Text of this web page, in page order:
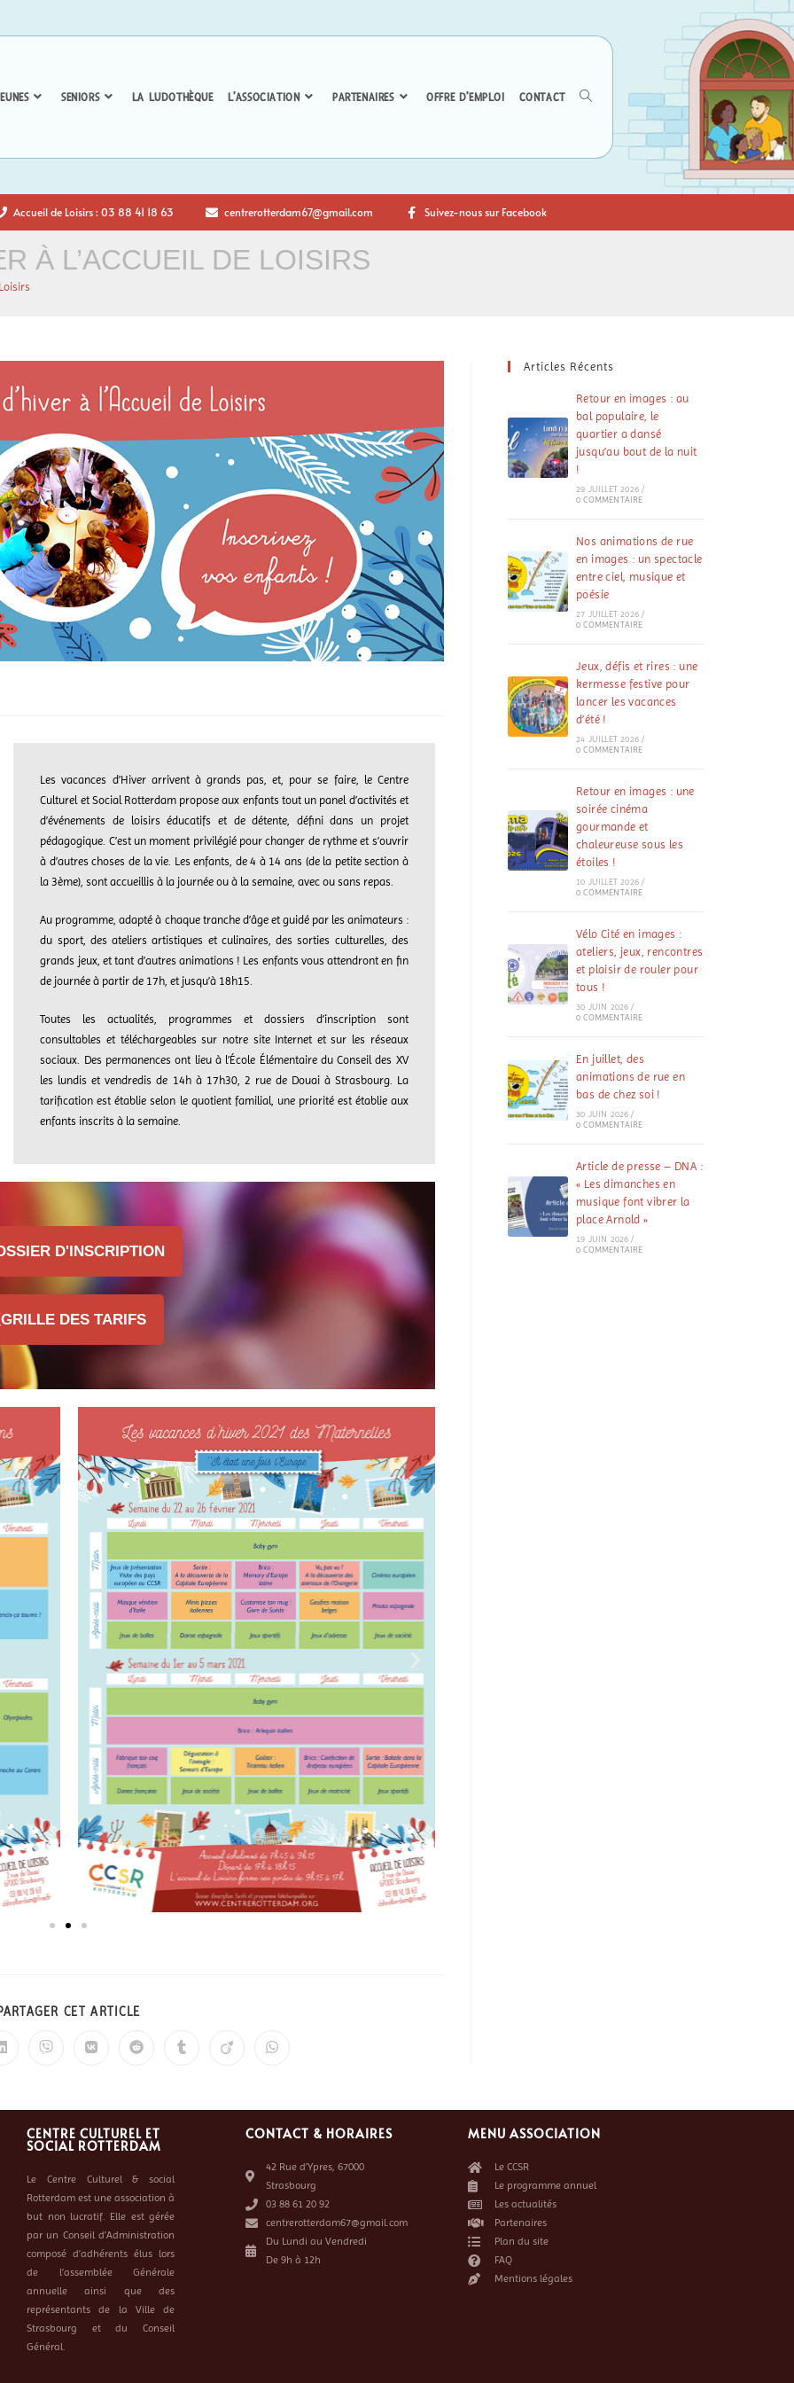
SENIORS LA LUDOTHÈQUE L’ASSOCIATION PARTENAIRES OFFRE D’EMPLOI CONTACT
Accueil de Loisirs : 03 88 41 18 63 centrerotterdam67@gmail.com Suivez-nous sur Facebook
À L’ACCUEIL DE LOISIRS
Les vacances d’Hiver arrivent à grands pas, et, pour se faire, le Centre
Culturel et Social Rotterdam propose aux enfants tout un panel d’activités et
d’événements de loisirs éducatifs et de détente, défini dans un projet
pédagogique. C’est un moment privilégié pour changer de rythme et s’ouvrir
à d’autres choses de la vie. Les enfants, de 4 à 14 ans (de la petite section à
la 3ème), sont accueillis à la journée ou à la semaine, avec ou sans repas.
Au programme, adapté à chaque tranche d’âge et guidé par les animateurs :
du sport, des ateliers artistiques et culinaires, des sorties culturelles, des
grands jeux, et tant d’autres animations ! Les enfants vous attendront en fin
de journée à partir de 17h, et jusqu’à 18h15.
Toutes les actualités, programmes et dossiers d’inscription sont
consultables et téléchargeables sur notre site Internet et sur les réseaux
sociaux. Des permanences ont lieu à l’École Élémentaire du Conseil des XV
les lundis et vendredis de 14h à 17h30, 2 rue de Douai à Strasbourg. La
tarification est établie selon le quotient familial, une priorité est établie aux
enfants inscrits à la semaine.
D'INSCRIPTION
GRILLE DES TARIFS
CET ARTICLE
Articles Récents
Retour en images : au
bal populaire, le
quartier a dansé
jusqu’au bout de la nuit
!
29 JUILLET 2026 /
0 COMMENTAIRE
Nos animations de rue
en images : un spectacle
entre ciel, musique et
poésie
27 JUILLET 2026 /
0 COMMENTAIRE
Jeux, défis et rires : une
kermesse festive pour
lancer les vacances
d’été !
24 JUILLET 2026 /
0 COMMENTAIRE
Retour en images : une
soirée cinéma
gourmande et
chaleureuse sous les
étoiles !
10 JUILLET 2026 /
0 COMMENTAIRE
Vélo Cité en images :
ateliers, jeux, rencontres
et plaisir de rouler pour
tous !
30 JUIN 2026 /
0 COMMENTAIRE
En juillet, des
animations de rue en
bas de chez soi !
30 JUIN 2026 /
0 COMMENTAIRE
Article de presse – DNA :
« Les dimanches en
musique font vibrer la
place Arnold »
19 JUIN 2026 /
0 COMMENTAIRE
CENTRE CULTUREL ET
SOCIAL ROTTERDAM
Le Centre Culturel & social
Rotterdam est une association à
but non lucratif. Elle est gérée
par un Conseil d’Administration
composé d’adhérents élus lors
de l’assemblée Générale
annuelle ainsi que des
représentants de la Ville de
Strasbourg et du Conseil
Général.
CONTACT & HORAIRES
42 Rue d’Ypres, 67000
Strasbourg
03 88 61 20 92
centrerotterdam67@gmail.com
Du Lundi au Vendredi
De 9h à 12h
MENU ASSOCIATION
Le CCSR
Le programme annuel
Les actualités
Partenaires
Plan du site
FAQ
Mentions légales